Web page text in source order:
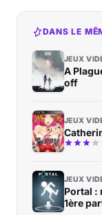
DANS LE
JEUX
A
off
JEUX
JEUX
Portal :
1ère